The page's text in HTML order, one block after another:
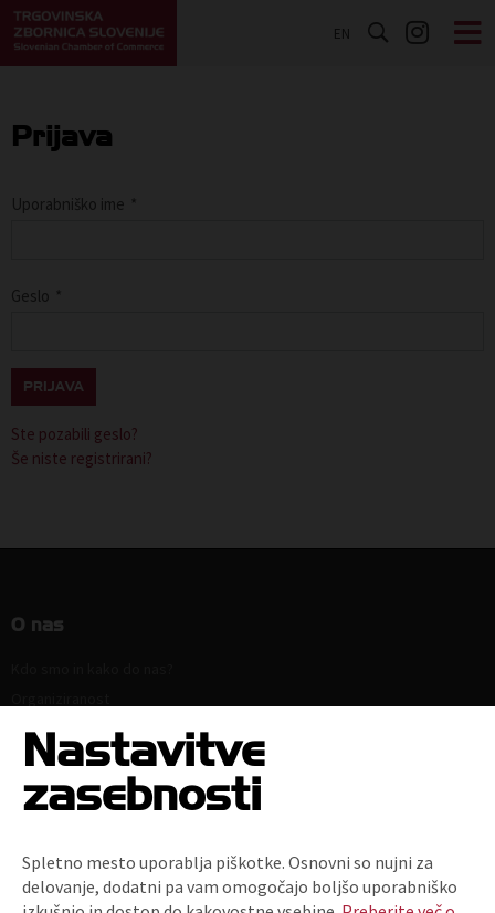
EN
Prijava
Uporabniško ime *
Geslo *
PRIJAVA
Ste pozabili geslo?
Še niste registrirani?
O nas
Strokovne komisije in sekcije
Poslanstvo, vrednote, vizija
Principi in področja delovanja
Zaposlitev
Politika zasebnosti
Nastavitve
zasebnosti
Spletno mesto uporablja piškotke. Osnovni so nujni za
delovanje, dodatni pa vam omogočajo boljšo uporabniško